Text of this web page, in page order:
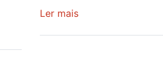
Ler maissobre